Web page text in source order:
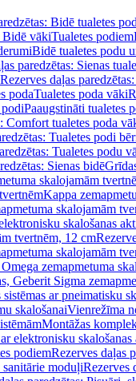
Bidē tualetes
Bidē vākiTualetes podiem
Bidē tualetes podu
paredzētas: Sienas
Rezerves daļas
podaTualetes poda vāki
Paaugstināti tualetes
Comfort tualetes poda
Tualetes podi
Tualetes podu
Sienas bidē
skalojamām
Kappa
skalojamām
skalošanas
tvertnēm, 12 cm
skalojamām
zemapmetuma
Geberit Sigma
ar pneimatisku
skalošanaiVienrežīma
Montāžas
elektronisku
podiemRezerves daļas
moduļiRezerves